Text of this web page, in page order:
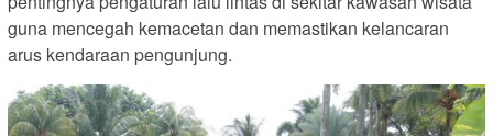
guna mencegah kemacetan dan memastikan kelancaran
arus kendaraan pengunjung.